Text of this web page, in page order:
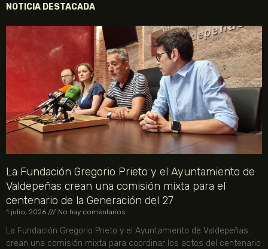
NOTICIA DESTACADA
La Fundación Gregorio Prieto y el Ayuntamiento de
Valdepeñas crean una comisión mixta para el
centenario de la Generación del 27
1 julio, 2026 No hay comentarios
La Fundación Gregorio Prieto y el Ayuntamiento de Valdepeñas
crean una comisión mixta para coordinar los actos del centenario